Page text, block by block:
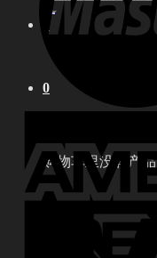
索：
0
购物车里没有产品